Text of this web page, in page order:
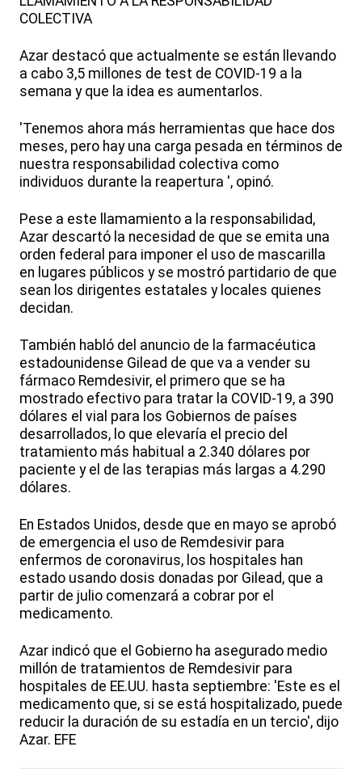
COLECTIVA
Azar destacó que actualmente se están llevando
a cabo 3,5 millones de test de COVID-19 a la
semana y que la idea es aumentarlos.
'Tenemos ahora más herramientas que hace dos
meses, pero hay una carga pesada en términos de
nuestra responsabilidad colectiva como
individuos durante la reapertura ', opinó.
Pese a este llamamiento a la responsabilidad,
Azar descartó la necesidad de que se emita una
orden federal para imponer el uso de mascarilla
en lugares públicos y se mostró partidario de que
sean los dirigentes estatales y locales quienes
decidan.
También habló del anuncio de la farmacéutica
estadounidense Gilead de que va a vender su
fármaco Remdesivir, el primero que se ha
mostrado efectivo para tratar la COVID-19, a 390
dólares el vial para los Gobiernos de países
desarrollados, lo que elevaría el precio del
tratamiento más habitual a 2.340 dólares por
paciente y el de las terapias más largas a 4.290
dólares.
En Estados Unidos, desde que en mayo se aprobó
de emergencia el uso de Remdesivir para
enfermos de coronavirus, los hospitales han
estado usando dosis donadas por Gilead, que a
partir de julio comenzará a cobrar por el
medicamento.
Azar indicó que el Gobierno ha asegurado medio
millón de tratamientos de Remdesivir para
hospitales de EE.UU. hasta septiembre: 'Este es el
medicamento que, si se está hospitalizado, puede
reducir la duración de su estadía en un tercio', dijo
Azar. EFE